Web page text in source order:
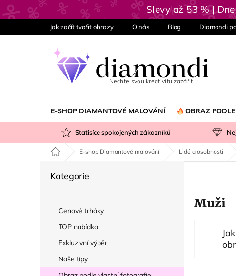
Přejít
na
Slevy až 53 % |
Jak začít tvořit obrazy O nás Blog Diamondi
E-SHOP DIAMANTOVÉ MALOVÁNÍ OBRAZ
Statisíce spokojených zákazníků
Domů E-shop Diamantové malování Lidé a osobnosti
Přeskočit
Kategorie
Cenové trháky
TOP nabídka
Exkluzivní výběr
Naše tipy
Muži